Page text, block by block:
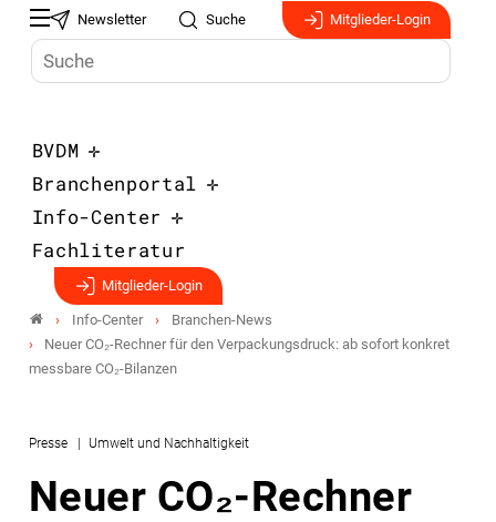
Newsletter Suche Mitglieder-Login
BVDM
Branchenportal
Info-Center
Fachliteratur
Mitglieder-Login
Info-Center
Branchen-News
Neuer CO₂-Rechner für den Verpackungsdruck: ab sofort konkret
messbare CO₂-Bilanzen
Presse Umwelt und Nachhaltigkeit
Neuer CO₂-Rechner